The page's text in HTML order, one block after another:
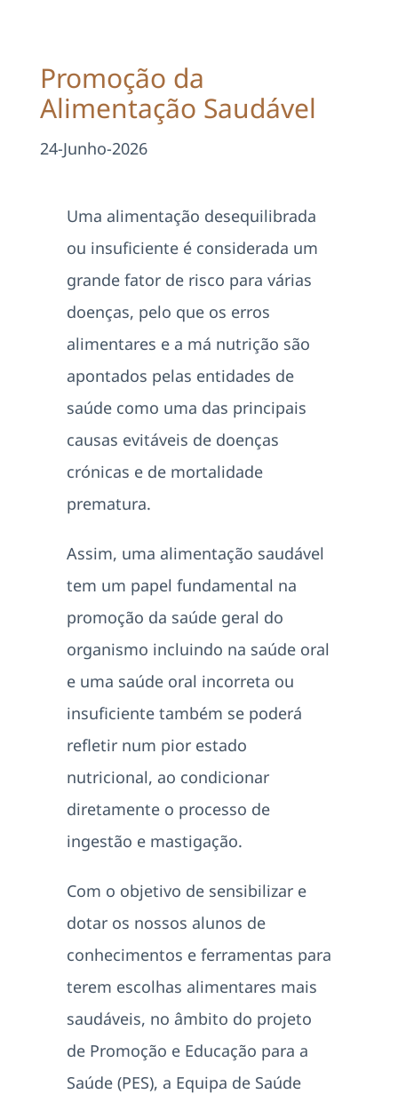
Área Reservada
Promoção da
Alimentação Saudável
24-Junho-2026
Uma alimentação desequilibrada
ou insuficiente é considerada um
grande fator de risco para várias
doenças, pelo que os erros
alimentares e a má nutrição são
apontados pelas entidades de
saúde como uma das principais
causas evitáveis de doenças
crónicas e de mortalidade
prematura.
Assim, uma alimentação saudável
tem um papel fundamental na
promoção da saúde geral do
organismo incluindo na saúde oral
e uma saúde oral incorreta ou
insuficiente também se poderá
refletir num pior estado
nutricional, ao condicionar
diretamente o processo de
ingestão e mastigação.
Com o objetivo de sensibilizar e
dotar os nossos alunos de
conhecimentos e ferramentas para
terem escolhas alimentares mais
saudáveis, no âmbito do projeto
de Promoção e Educação para a
Saúde (PES), a Equipa de Saúde